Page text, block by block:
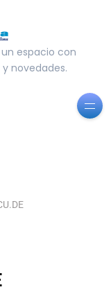
espacio con
novedades.